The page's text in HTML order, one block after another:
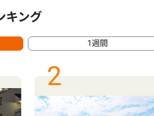
キング
1週間
2